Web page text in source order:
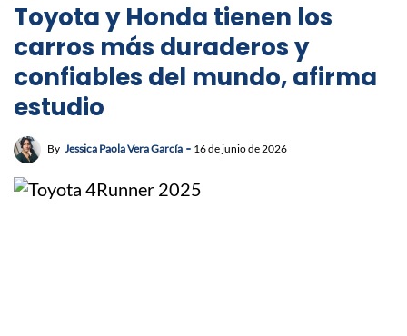
Toyota y Honda tienen los
carros más duraderos y
confiables del mundo, afirma
estudio
By Jessica Paola Vera García 16 de junio de 2026